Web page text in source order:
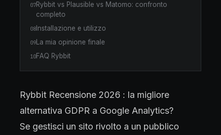
07Rybbit vs Plausible vs Matomo: confronto
completo
08 Installazione e utilizzo
09 La mia opinione finale
10FAQ Rybbit
Rybbit Recensione 2026 : la migliore
alternativa GDPR a Google Analytics?
Se gestisci un sito rivolto a un pubblico